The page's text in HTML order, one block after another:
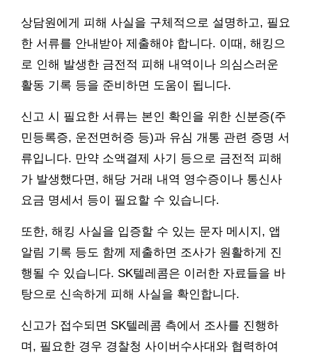
상담원에게 피해 사실을 구체적으로 설명하고, 필요
한 서류를 안내받아 제출해야 합니다. 이때, 해킹으
로 인해 발생한 금전적 피해 내역이나 의심스러운
활동 기록 등을 준비하면 도움이 됩니다.
신고 시 필요한 서류는 본인 확인을 위한 신분증(주
민등록증, 운전면허증 등)과 유심 개통 관련 증명 서
류입니다. 만약 소액결제 사기 등으로 금전적 피해
가 발생했다면, 해당 거래 내역 영수증이나 통신사
요금 명세서 등이 필요할 수 있습니다.
또한, 해킹 사실을 입증할 수 있는 문자 메시지, 앱
알림 기록 등도 함께 제출하면 조사가 원활하게 진
행될 수 있습니다. SK텔레콤은 이러한 자료들을 바
탕으로 신속하게 피해 사실을 확인합니다.
신고가 접수되면 SK텔레콤 측에서 조사를 진행하
며, 필요한 경우 경찰청 사이버수사대와 협력하여